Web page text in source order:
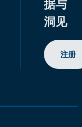
据与
洞见
注册